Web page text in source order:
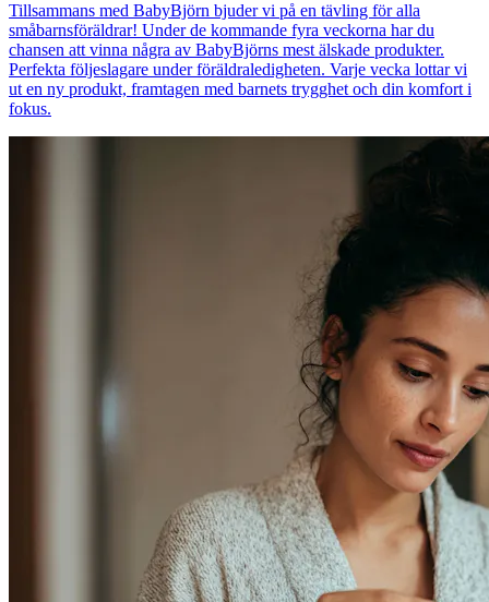
Tillsammans med BabyBjörn bjuder vi på en tävling för alla
småbarnsföräldrar! Under de kommande fyra veckorna har du
chansen att vinna några av BabyBjörns mest älskade produkter.
Perfekta följeslagare under föräldraledigheten. Varje vecka lottar vi
ut en ny produkt, framtagen med barnets trygghet och din komfort i
fokus.